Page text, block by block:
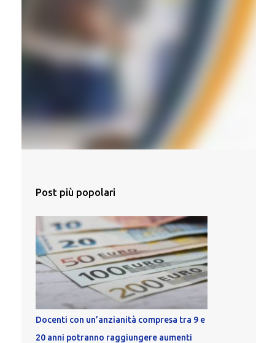
Post più popolari
Docenti con un’anzianità compresa tra 9 e
20 anni potranno raggiungere aumenti